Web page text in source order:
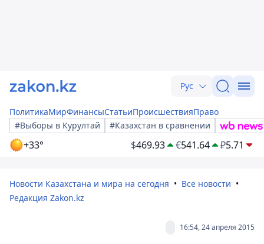
Рус
ПолитикаМирФинансыСтатьиПроисшествияПраво
#Выборы в Курултай
#Казахстан в сравнении
+33° $469.93 €541.64 ₽5.71
Новости Казахстана и мира на сегодня
Все новости
Редакция Zakon.kz
16:54, 24 апреля 2015